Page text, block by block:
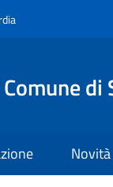
Comune di
Novità